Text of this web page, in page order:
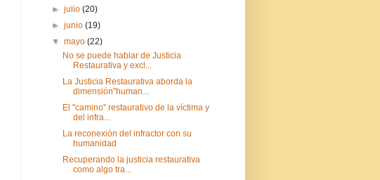
►julio(20)
►junio(19)
▼mayo(22)
No se puede hablar de Justicia
Restaurativa y excl...
La Justicia Restaurativa aborda la
dimensión"human...
El "camino" restaurativo de la víctima y
del infra...
La reconexión del infractor con su
humanidad
Recuperando la justicia restaurativa
como algo tra...